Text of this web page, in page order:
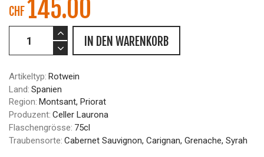
CHF145.00
IN DEN WARENKORB
Artikeltyp: Rotwein
Land: Spanien
Region: Montsant, Priorat
Produzent: Celler Laurona
Flaschengrösse: 75cl
Traubensorte: Cabernet Sauvignon, Carignan, Grenache, Syrah